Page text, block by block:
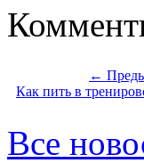
←
Как пить в
Все